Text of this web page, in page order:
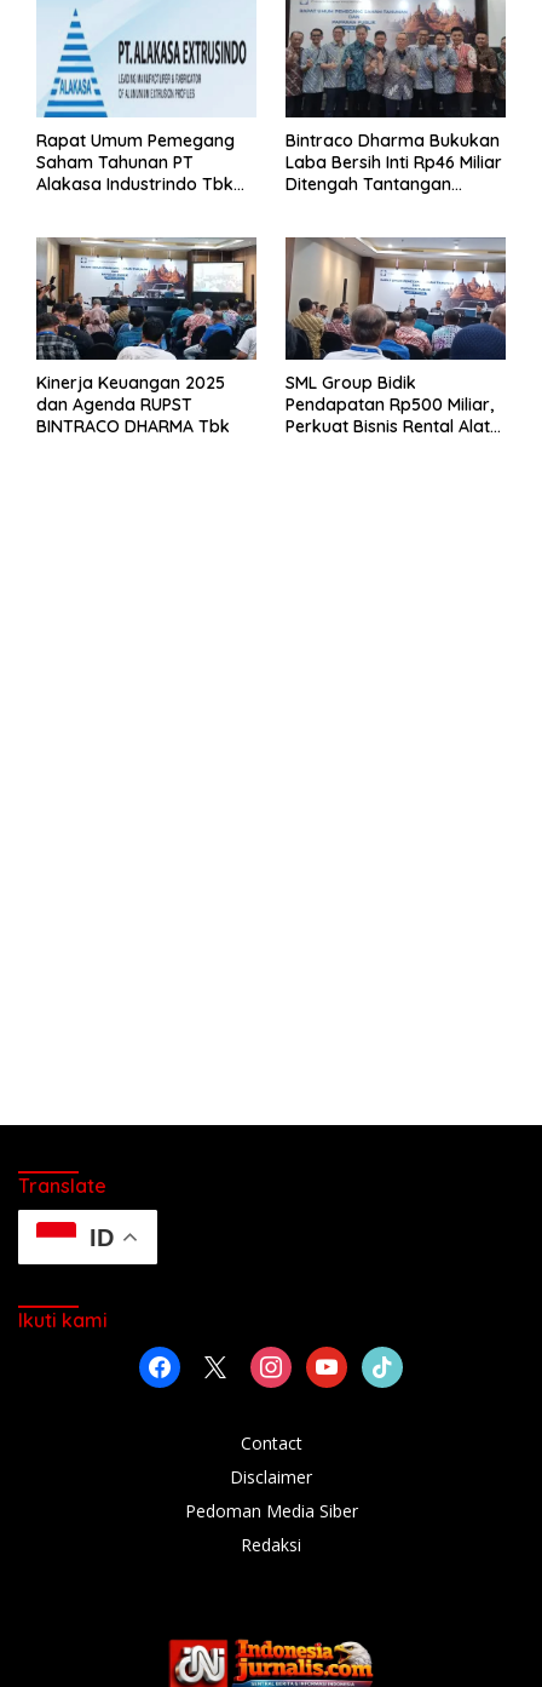
Rapat Umum Pemegang
Saham Tahunan PT
Alakasa Industrindo Tbk
Bintraco Dharma Bukukan
Laba Bersih Inti Rp46 Miliar
Ditengah Tantangan
Kinerja Keuangan 2025
dan Agenda RUPST
BINTRACO DHARMA Tbk
SML Group Bidik
Pendapatan Rp500 Miliar,
Perkuat Bisnis Rental Alat
Translate
ID
Ikuti kami
facebook instagramyoutubetiktok
Contact
Disclaimer
Pedoman Media Siber
Redaksi